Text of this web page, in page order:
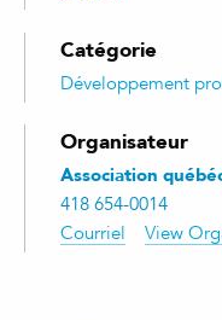
Catégorie
Développement
Organisateur
Association
418 654-0014
Courriel
View